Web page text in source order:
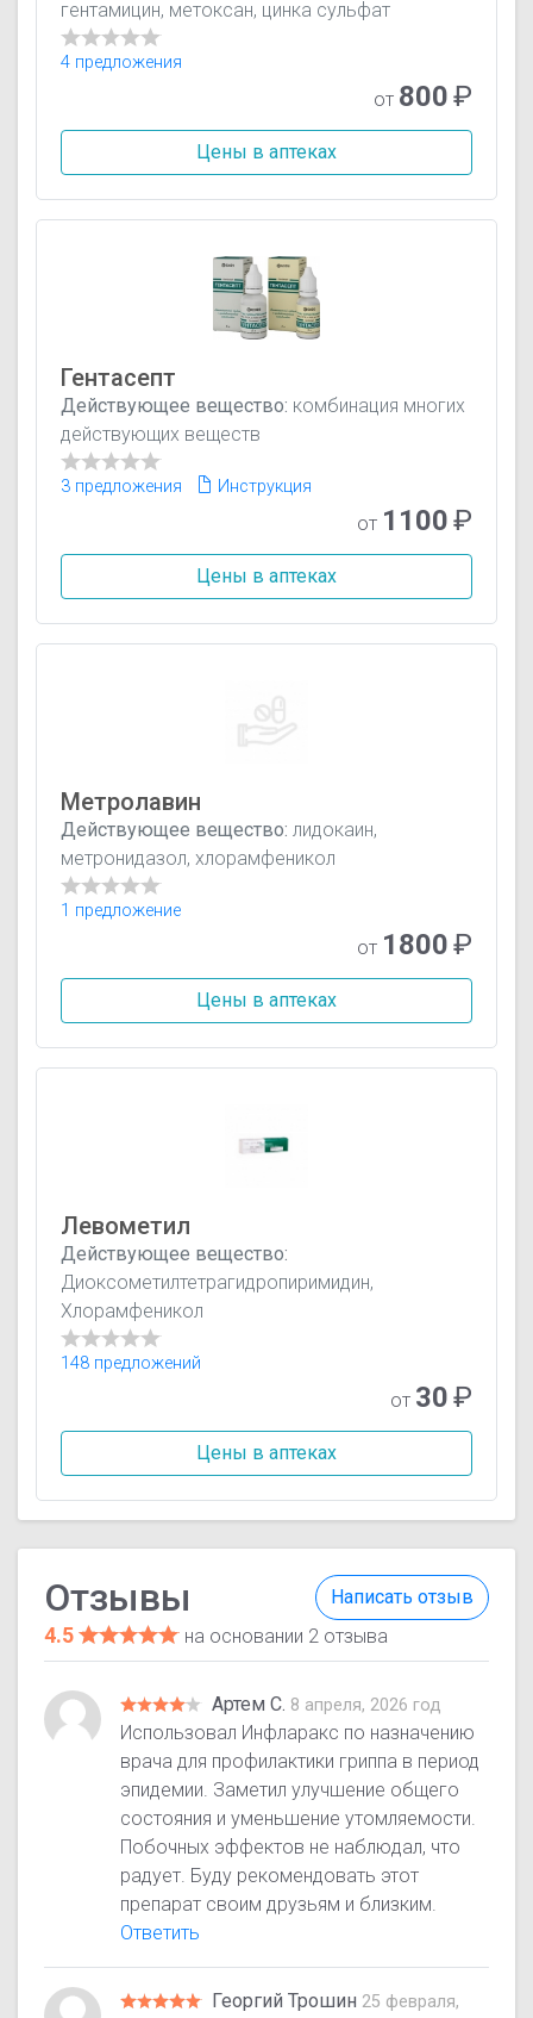
гентамицин, метоксан, цинка сульфат
4 предложения
от 800₽
Цены в аптеках
Гентасепт
Действующее вещество: комбинация многих
действующих веществ
3 предложения Инструкция
от 1100₽
Цены в аптеках
Метролавин
Действующее вещество: лидокаин,
метронидазол, хлорамфеникол
1 предложение
от 1800₽
Цены в аптеках
Левометил
Действующее вещество:
Диоксометилтетрагидропиримидин,
Хлорамфеникол
148 предложений
от 30₽
Цены в аптеках
Написать отзыв
Отзывы
4.5 на основании 2 отзыва
Артем С. 8 апреля, 2026 год
Использовал Инфларакс по назначению
врача для профилактики гриппа в период
эпидемии. Заметил улучшение общего
состояния и уменьшение утомляемости.
Побочных эффектов не наблюдал, что
радует. Буду рекомендовать этот
препарат своим друзьям и близким.
Ответить
Георгий Трошин 25 февраля,